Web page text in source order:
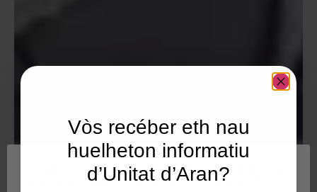
Utilisam "cookies" en nòste lòc web tà balhar ar usuari
ua experiéncia personalizada e optimizada, en tot
Vòs recéber eth nau
huelheton informatiu
d’Unitat d’Aran?